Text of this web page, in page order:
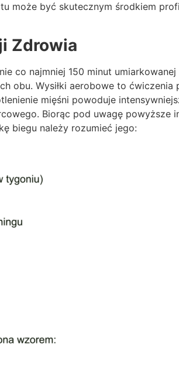
może być skutecznym środkiem
Zdrowia
co najmniej 150 minut
obu. Wysiłki aerobowe to ćwiczenia
mięśni powoduje
Biorąc pod uwagę powyższe
biegu należy rozumieć jego: